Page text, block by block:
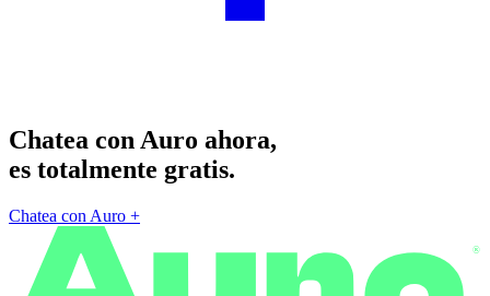
Chatea con Auro ahora,
es totalmente gratis.
Chatea con Auro +
®